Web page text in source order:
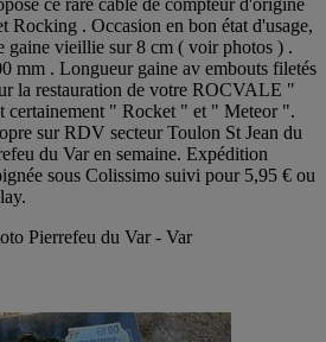
ce rare câble de compteur d'origine
Rocking . Occasion en bon état d'usage,
gaine vieillie sur 8 cm ( voir photos ) .
mm . Longueur gaine av embouts filetés
la restauration de votre ROCVALE "
certainement " Rocket " et " Meteor ".
sur RDV secteur Toulon St Jean du
du Var en semaine. Expédition
sous Colissimo suivi pour 5,95 € ou
Pierrefeu du Var - Var